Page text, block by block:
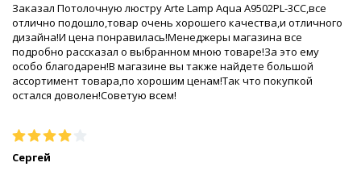
Заказал Потолочную люстру Arte Lamp Aqua A9502PL-3CC,все
отлично подошло,товар очень хорошего качества,и отличного
дизайна!И цена понравилась!Менеджеры магазина все
подробно рассказал о выбранном мною товаре!За это ему
особо благодарен!В магазине вы также найдете большой
ассортимент товара,по хорошим ценам!Так что покупкой
остался доволен!Советую всем!
Сергей